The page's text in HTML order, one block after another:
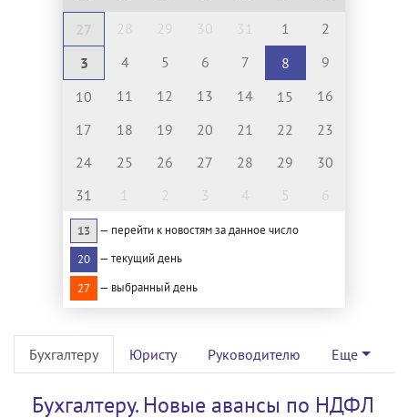
Бухгалтеру Юристу Руководителю Еще
Бухгалтеру. Новые авансы по НДФЛ
27 28 29 30 31 1
2
3
4 5 6 7 8
9
10
11 12 13 14 15
16
17
18 19 20 21 22
23
24
25 26 27 28 29
30
31
1 2 3 4 5 6
13
— перейти к новостям за данное число
20
— текущий день
27
— выбранный день